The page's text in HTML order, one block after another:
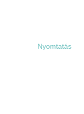
Nyomtatás